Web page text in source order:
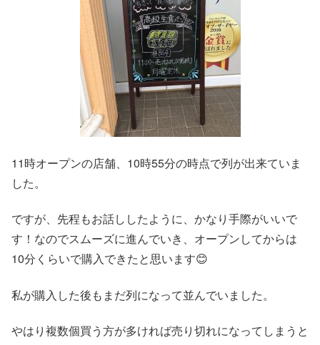
11時オープンの店舗、10時55分の時点で列が出来ていま
した。
ですが、先程もお話ししたように、かなり手際がいいで
す！なのでスムーズに進んでいき、オープンしてからは
10分くらいで購入できたと思います😊
私が購入した後もまだ列になって並んでいました。
やはり複数個買う方が多ければ売り切れになってしまうと